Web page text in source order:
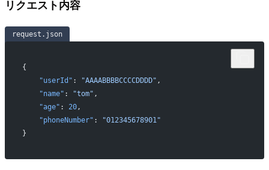
リクエスト内容
request.json
{
    "userId"
: "AAAABBBBCCCCDDDD" ,
    "name"
: "tom" ,
    "age"
: 20,
    "phoneNumber"
:
"012345678901"
}